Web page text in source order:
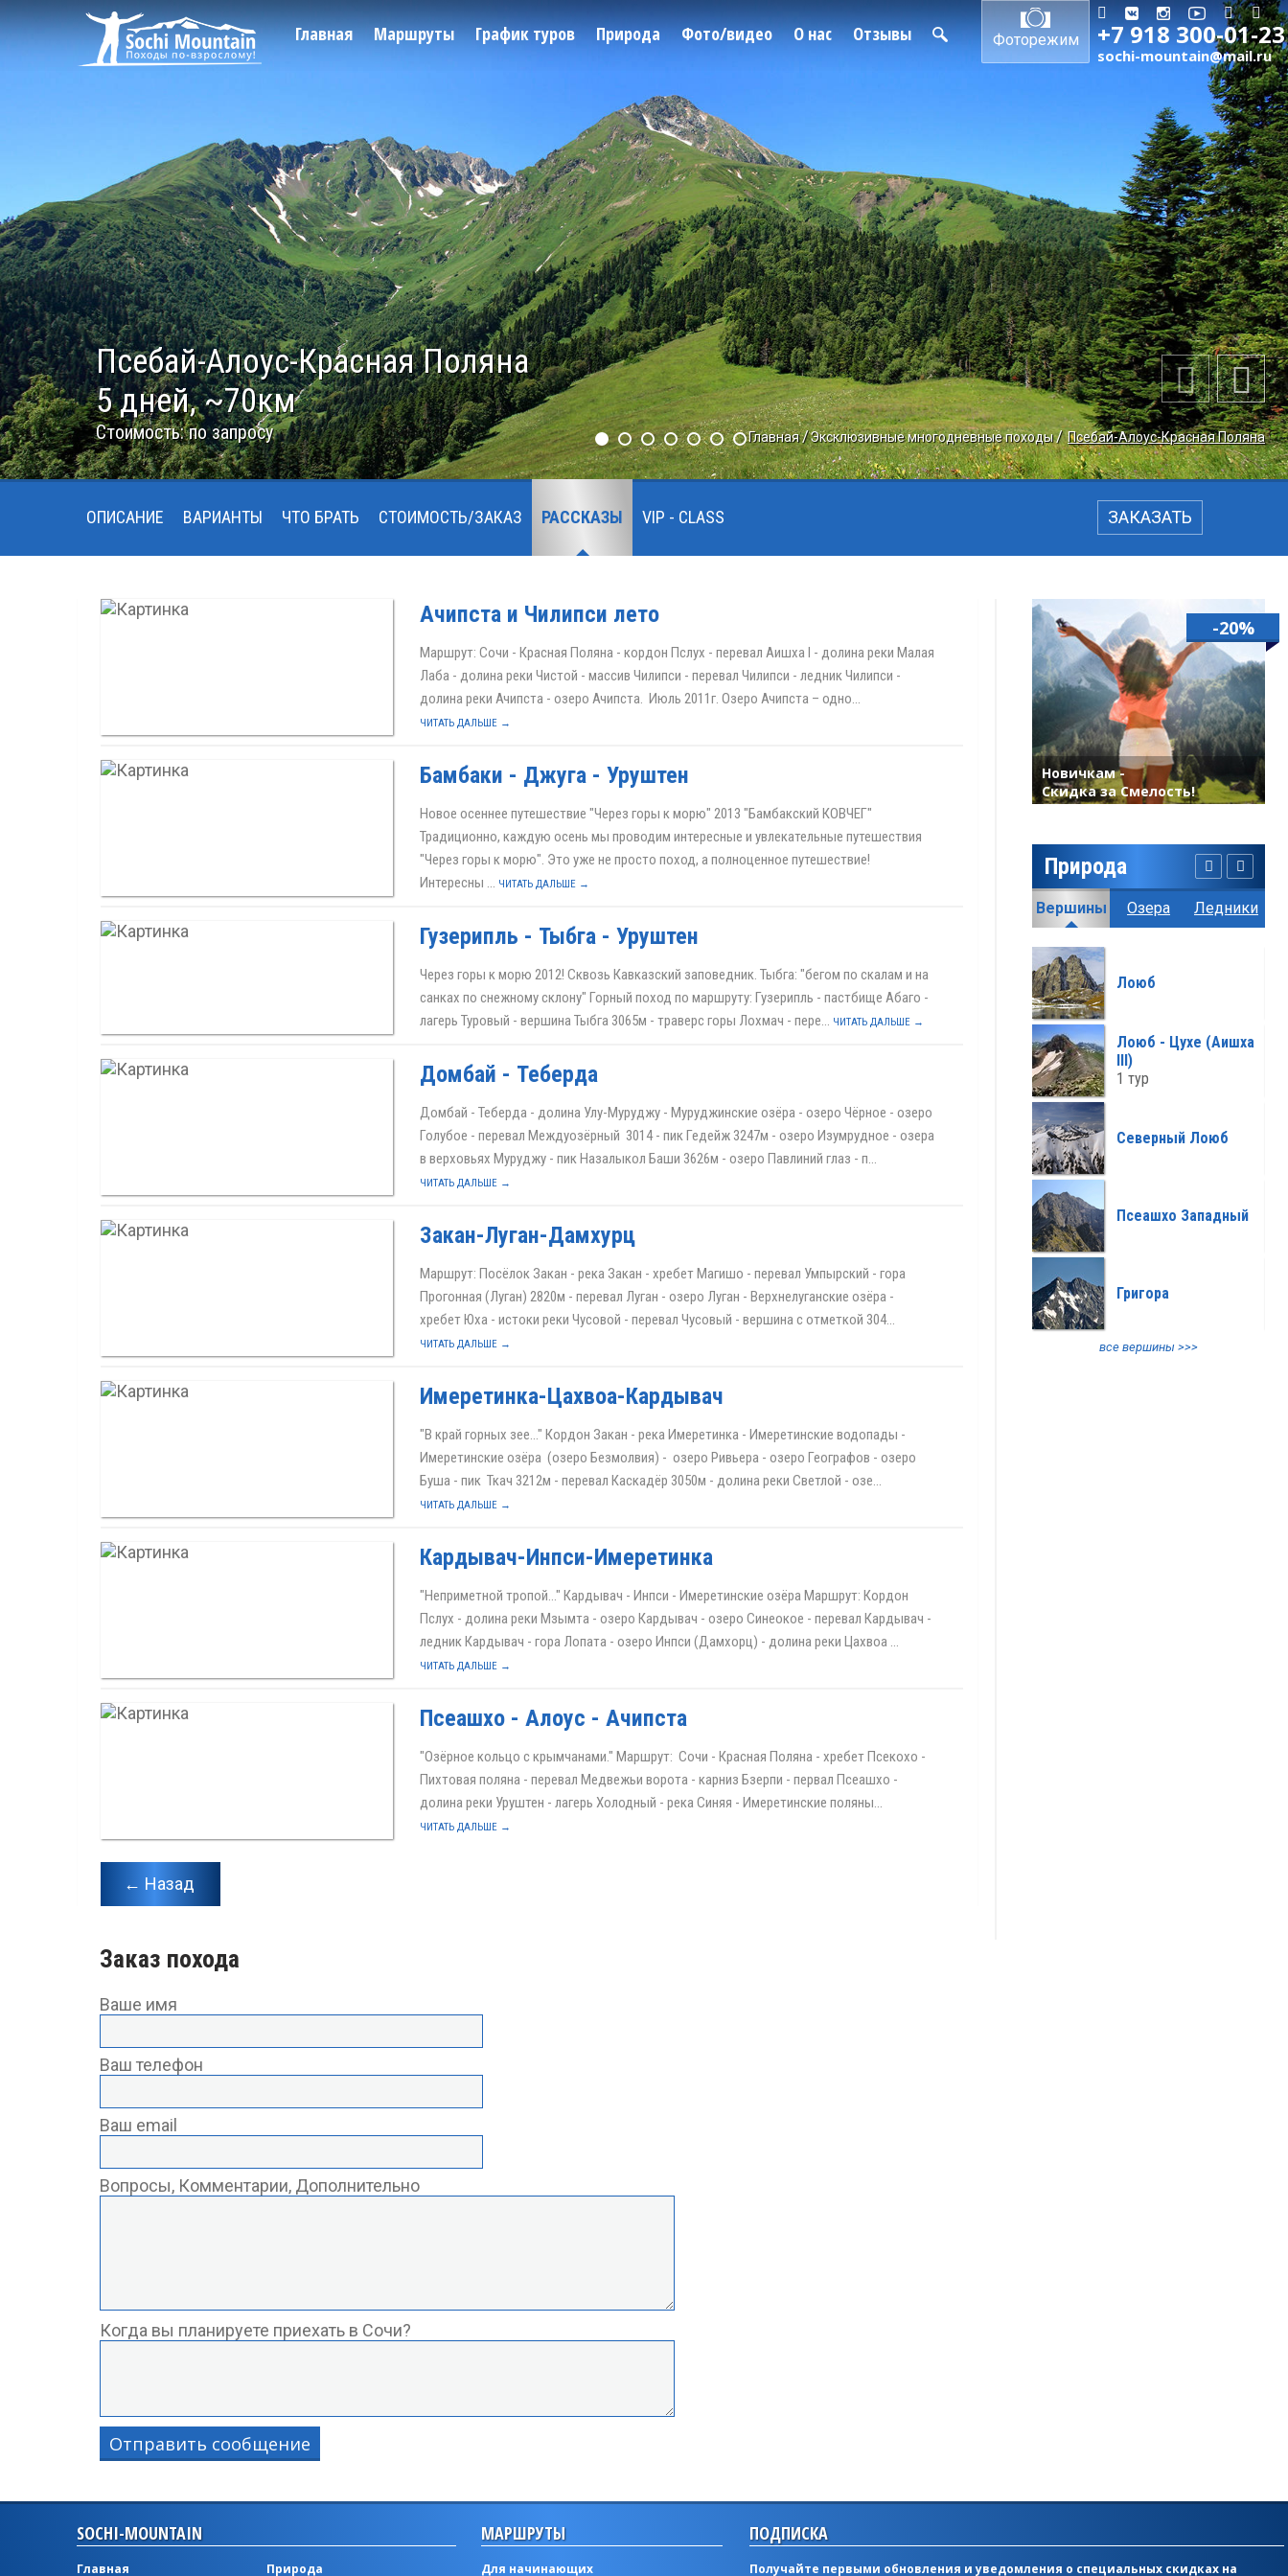
Главная Маршруты График туров Природа Фото/видео О нас Отзывы Фоторежим +7 918 300-01-23
sochi-mountain@mail.ru
Псебай-Алоус-Красная Поляна
5 дней, ~70км
Стоимость: по запросу Главная Эксклюзивные многодневные походы Псебай-Алоус-Красная Поляна
ОПИСАНИЕ ВАРИАНТЫ ЧТО БРАТЬ СТОИМОСТЬ/ЗАКАЗ РАССКАЗЫ VIP - CLASS ЗАКАЗАТЬ
Ачипста и Чилипси лето
Маршрут: Сочи - Красная Поляна - кордон Пслух - перевал Аишха I - долина реки Малая
Лаба - долина реки Чистой - массив Чилипси - перевал Чилипси - ледник Чилипси -
долина реки Ачипста - озеро Ачипста. Июль 2011г. Озеро Ачипста – одно...
ЧИТАТЬ ДАЛЬШЕ →
Бамбаки - Джуга - Уруштен
Новое осеннее путешествие "Через горы к морю" 2013 "Бамбакский КОВЧЕГ"
Традиционно, каждую осень мы проводим интересные и увлекательные путешествия
"Через горы к морю". Это уже не просто поход, а полноценное путешествие!
Интересны ... ЧИТАТЬ ДАЛЬШЕ →
Гузерипль - Тыбга - Уруштен
Через горы к морю 2012! Сквозь Кавказский заповедник. Тыбга: "бегом по скалам и на
санках по снежному склону" Горный поход по маршруту: Гузерипль - пастбище Абаго -
лагерь Туровый - вершина Тыбга 3065м - траверс горы Лохмач - пере... ЧИТАТЬ ДАЛЬШЕ →
Домбай - Теберда
Домбай - Теберда - долина Улу-Муруджу - Муруджинские озёра - озеро Чёрное - озеро
Голубое - перевал Междуозёрный 3014 - пик Гедейж 3247м - озеро Изумрудное - озера
в верховьях Муруджу - пик Назалыкол Баши 3626м - озеро Павлиний глаз - п...
ЧИТАТЬ ДАЛЬШЕ →
Закан-Луган-Дамхурц
Маршрут: Посёлок Закан - река Закан - хребет Магишо - перевал Умпырский - гора
Прогонная (Луган) 2820м - перевал Луган - озеро Луган - Верхнелуганские озёра -
хребет Юха - истоки реки Чусовой - перевал Чусовый - вершина с отметкой 304...
ЧИТАТЬ ДАЛЬШЕ →
Имеретинка-Цахвоа-Кардывач
"В край горных зее…" Кордон Закан - река Имеретинка - Имеретинские водопады -
Имеретинские озёра (озеро Безмолвия) - озеро Ривьера - озеро Географов - озеро
Буша - пик Ткач 3212м - перевал Каскадёр 3050м - долина реки Светлой - озе...
ЧИТАТЬ ДАЛЬШЕ →
Кардывач-Инпси-Имеретинка
"Неприметной тропой…" Кардывач - Инпси - Имеретинские озёра Маршрут: Кордон
Пслух - долина реки Мзымта - озеро Кардывач - озеро Синеокое - перевал Кардывач -
ледник Кардывач - гора Лопата - озеро Инпси (Дамхорц) - долина реки Цахвоа ...
ЧИТАТЬ ДАЛЬШЕ →
Псеашхо - Алоус - Ачипста
"Озёрное кольцо с крымчанами." Маршрут: Сочи - Красная Поляна - хребет Псекохо -
Пихтовая поляна - перевал Медвежьи ворота - карниз Бзерпи - первал Псеашхо -
долина реки Уруштен - лагерь Холодный - река Синяя - Имеретинские поляны...
ЧИТАТЬ ДАЛЬШЕ →
← Назад
Новичкам -
Скидка за Смелость!
-20%
Природа
Вершины Озера Ледники
Лоюб
Лоюб - Цухе (Аишха
III)
1 тур
Северный Лоюб
Псеашхо Западный
Григора
все вершины >>>
Заказ похода
Ваше имя
Ваш телефон
Ваш email
Вопросы, Комментарии, Дополнительно
Когда вы планируете приехать в Сочи?
Отправить сообщение
SOCHI-MOUNTAIN
Главная Природа
МАРШРУТЫ
Для начинающих
ПОДПИСКА
Получайте первыми обновления и уведомления о специальных скидках на